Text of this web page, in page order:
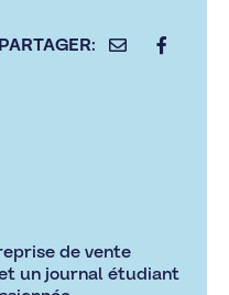
de vente
un journal étudiant